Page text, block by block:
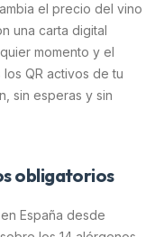
el precio del vino
una carta digital
momento y el
QR activos de tu
sin esperas y sin
obligatorios
España desde